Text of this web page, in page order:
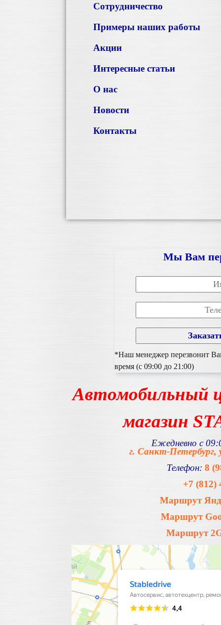
Сотрудничество
Примеры наших работы
Акции
Интересные статьи
О нас
Новости
Контакты
Мы Вам
*Наш менеджер перезвонит
время (с 09:00 до 21:00)
Автомобильный
магазин
Ежедневно с
г. Санкт-Петербург,
Телефон: 8
+7 (812)
Маршрут
Маршрут
Маршрут